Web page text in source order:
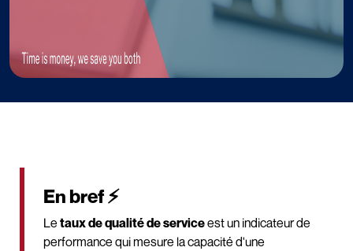
En bref ⚡
Le taux de qualité de serviceest un indicateur de
performance qui mesure la capacité d'une